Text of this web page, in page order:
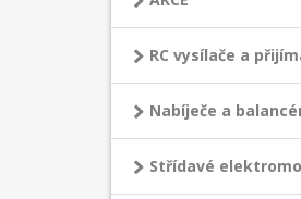
RC vysílače a
Nabíječe a
Střídavé